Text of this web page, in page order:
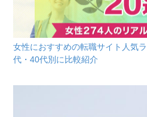
女性におすすめの転職サイト人気
代・40代別に比較紹介